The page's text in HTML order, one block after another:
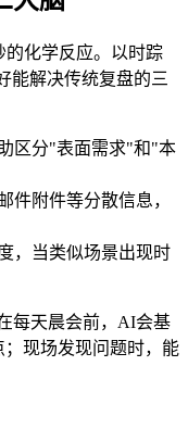
的化学反应。以时踪
能解决传统复盘的三
区分"表面需求"和"本
件附件等分散信息，
，当类似场景出现时
每天晨会前，AI会基
现场发现问题时，能